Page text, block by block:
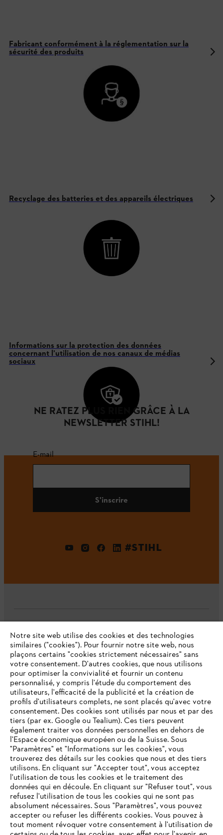
Fabricant conformément à la réglementation sur la
sécurité des produits
Recyclage des batteries et des appareils électriques
Informations sur la protection des données
concernant l’utilisation de nos canaux de médias
sociaux
NE RATEZ PLUS RIEN GRÂCE À LA
NEWSLETTER STIHL!
E-mail
S'inscrire
#STIHL
L'Entreprise
Questions fréquentes
Service
Politique de protection des données
Mentions légales Cookies
Informations juridiques
VOTRE NAVIGATEUR INTERNET
N'EST PLUS PRIS EN CHARGE
Vous utilisez un navigateur Internet que nous ne prenons plus
en charge, et certaines fonctionnalités de notre site ne
peuvent fonctionner correctement. Pour une utilisation
optimale de notre site, nous vous recommandons de passer à
Notre site web utilise des cookies et des technologies
similaires ("cookies"). Pour fournir notre site web, nous
plaçons certains "cookies strictement nécessaires" sans
votre consentement. D'autres cookies, que nous utilisons
pour optimiser la convivialité et fournir un contenu
personnalisé, y compris l'étude du comportement des
utilisateurs, l'efficacité de la publicité et la création de
profils d'utilisateurs complets, ne sont placés qu'avec votre
consentement. Des cookies sont utilisés par nous et par des
tiers (par ex. Google ou Tealium). Ces tiers peuvent
également traiter vos données personnelles en dehors de
l'Espace économique européen ou de la Suisse. Sous
"Paramètres" et "Informations sur les cookies", vous
trouverez des détails sur les cookies que nous et des tiers
utilisons. En cliquant sur "Accepter tout", vous acceptez
l'utilisation de tous les cookies et le traitement des
données qui en découle. En cliquant sur "Refuser tout", vous
refusez l'utilisation de tous les cookies qui ne sont pas
absolument nécessaires. Sous "Paramètres", vous pouvez
accepter ou refuser les différents cookies. Vous pouvez à
tout moment révoquer votre consentement à l'utilisation de